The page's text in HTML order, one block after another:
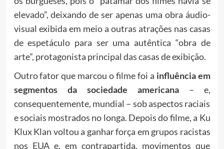
elevado”, deixando de ser apenas uma obra áudio-
visual exibida em meio a outras atrações nas casas
de espetáculo para ser uma autêntica “obra de
arte”, protagonista principal das casas de exibição.
Outro fator que marcou o filme foi a influência em
segmentos da sociedade americana– e,
consequentemente, mundial – sob aspectos raciais
e sociais mostrados no longa. Depois do filme, a Ku
Klux Klan voltou a ganhar força em grupos racistas
nos EUA e, em contrapartida, movimentos que